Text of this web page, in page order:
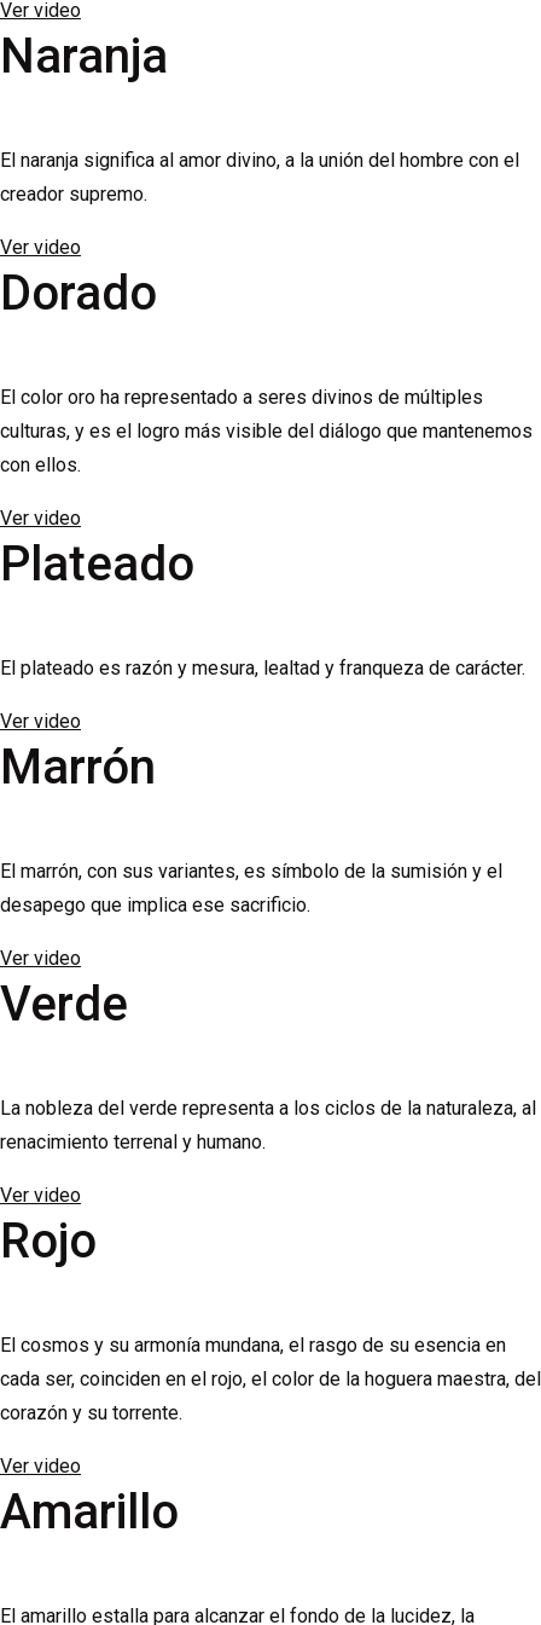
Ver video
Naranja
El naranja significa al amor divino, a la unión del hombre con el
creador supremo.
Ver video
Dorado
El color oro ha representado a seres divinos de múltiples
culturas, y es el logro más visible del diálogo que mantenemos
con ellos.
Ver video
Plateado
El plateado es razón y mesura, lealtad y franqueza de carácter.
Ver video
Marrón
El marrón, con sus variantes, es símbolo de la sumisión y el
desapego que implica ese sacrificio.
Ver video
Verde
La nobleza del verde representa a los ciclos de la naturaleza, al
renacimiento terrenal y humano.
Ver video
Rojo
El cosmos y su armonía mundana, el rasgo de su esencia en
cada ser, coinciden en el rojo, el color de la hoguera maestra, del
corazón y su torrente.
Ver video
Amarillo
El amarillo estalla para alcanzar el fondo de la lucidez, la